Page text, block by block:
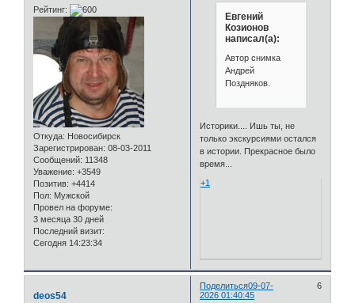
Рейтинг:
Откуда: Новосибирск
Зарегистрирован: 08-03-2011
Сообщений: 11348
Уважение: +3549
Позитив: +4414
Пол: Мужской
Провел на форуме:
3 месяца 30 дней
Последний визит:
Сегодня 14:23:34
Евгений
Козионов
написал(а):
Автор снимка
Андрей
Поздняков.
Историки.... Ишь ты, не
только экскурсиями остался
в истории. Прекрасное было
время...
+1
Поделиться 6
09-07-
2026 01:40:45
deos54